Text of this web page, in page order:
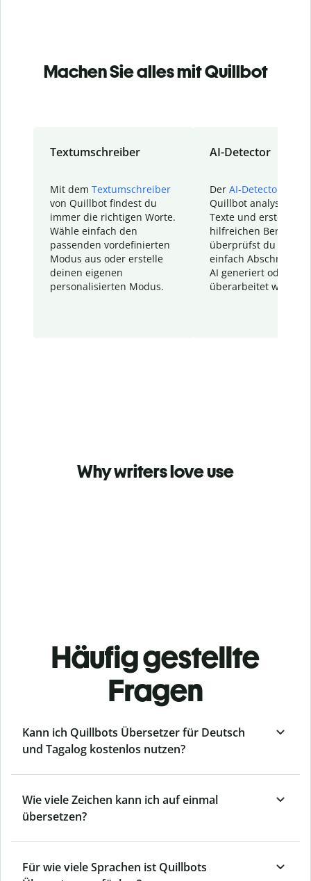
Machen Sie alles mit Quillbot
Textumschreiber
Mit dem Textumschreiber
von Quillbot findest du
immer die richtigen Worte.
Wähle einfach den
passenden vordefinierten
Modus aus oder erstelle
deinen eigenen
personalisierten Modus.
AI-Detector
Der AI-Detector
Quillbot analysiert
Texte und erstellt
hilfreichen Bericht.
überprüfst du
einfach Abschnitte,
AI generiert oder
überarbeitet wurden.
Why writers love use
Häufig gestellte
Fragen
Kann ich Quillbots Übersetzer für Deutsch
und Tagalog kostenlos nutzen?
Wie viele Zeichen kann ich auf einmal
übersetzen?
Für wie viele Sprachen ist Quillbots